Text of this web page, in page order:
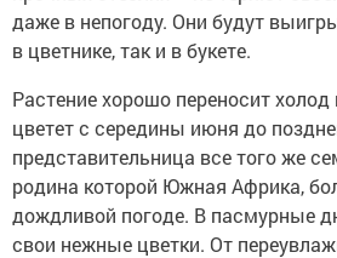
даже в непогоду. Они будут
в цветнике, так и в букете.
Растение хорошо переносит холод
цветет с середины июня до
представительница все того же
родина которой Южная Африка,
дождливой погоде. В пасмурные
свои нежные цветки. От